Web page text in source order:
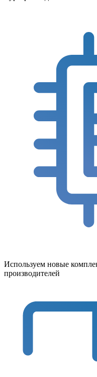
Используем новые
производителей